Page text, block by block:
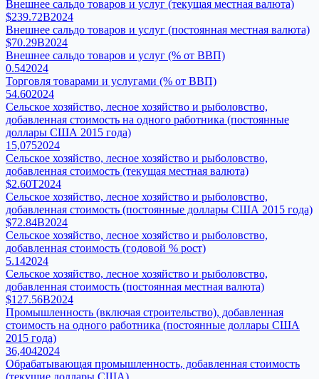
Внешнее сальдо товаров и услуг (текущая местная валюта)
$239.72B2024
Внешнее сальдо товаров и услуг (постоянная местная валюта)
$70.29B2024
Внешнее сальдо товаров и услуг (% от ВВП)
0.542024
Торговля товарами и услугами (% от ВВП)
54.602024
Сельское хозяйство, лесное хозяйство и рыболовство,
добавленная стоимость на одного работника (постоянные
доллары США 2015 года)
15,0752024
Сельское хозяйство, лесное хозяйство и рыболовство,
добавленная стоимость (текущая местная валюта)
$2.60T2024
Сельское хозяйство, лесное хозяйство и рыболовство,
добавленная стоимость (постоянные доллары США 2015 года)
$72.84B2024
Сельское хозяйство, лесное хозяйство и рыболовство,
добавленная стоимость (годовой % рост)
5.142024
Сельское хозяйство, лесное хозяйство и рыболовство,
добавленная стоимость (постоянная местная валюта)
$127.56B2024
Промышленность (включая строительство), добавленная
стоимость на одного работника (постоянные доллары США
2015 года)
36,4042024
Обрабатывающая промышленность, добавленная стоимость
(текущие доллары США)